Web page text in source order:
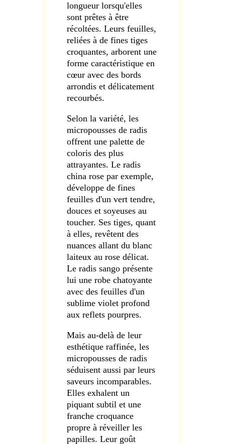
longueur lorsqu'elles
sont prêtes à être
récoltées. Leurs feuilles,
reliées à de fines tiges
croquantes, arborent une
forme caractéristique en
cœur avec des bords
arrondis et délicatement
recourbés.
Selon la variété, les
micropousses de radis
offrent une palette de
coloris des plus
attrayantes. Le radis
china rose par exemple,
développe de fines
feuilles d'un vert tendre,
douces et soyeuses au
toucher. Ses tiges, quant
à elles, revêtent des
nuances allant du blanc
laiteux au rose délicat.
Le radis sango présente
lui une robe chatoyante
avec des feuilles d'un
sublime violet profond
aux reflets pourpres.
Mais au-delà de leur
esthétique raffinée, les
micropousses de radis
séduisent aussi par leurs
saveurs incomparables.
Elles exhalent un
piquant subtil et une
franche croquance
propre à réveiller les
papilles. Leur goût